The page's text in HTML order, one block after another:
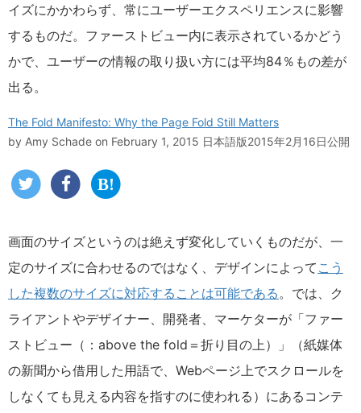
t
n
イズにかかわらず、常にユーザーエクスペリエンスに影響
するものだ。ファーストビュー内に表示されているかどう
かで、ユーザーの情報の取り扱い方には平均84％もの差が
出る。
The Fold Manifesto: Why the Page Fold Still Matters
by Amy Schade on February 1, 2015 日本語版2015年2月16日公開
画面のサイズというのは絶えず変化していくものだが、一
定のサイズに合わせるのではなく、デザインによって こう
した複数のサイズに対応することは可能である。では、ク
ライアントやデザイナー、開発者、マーケターが「ファー
ストビュー（：above the fold＝折り目の上）」（紙媒体
の新聞から借用した用語で、Webページ上でスクロールを
しなくても見える内容を指すのに使われる）にあるコンテ